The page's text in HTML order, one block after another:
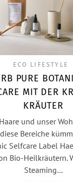
ECO LIFESTYLE
PURE
MIT DER
KRÄUTER
und unser
Bereiche
Selfcare Label
Bio-Heilkräutern.
Steaming…